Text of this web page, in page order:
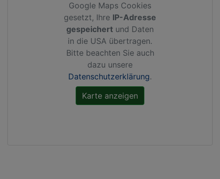
Google Maps Cookies
gesetzt, Ihre IP-Adresse
gespeichert und Daten
in die USA übertragen.
Bitte beachten Sie auch
dazu unsere
Datenschutzerklärung.